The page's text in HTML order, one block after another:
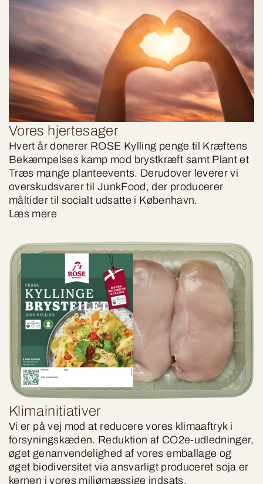
Vores hjertesager
Hvert år donerer ROSE Kylling penge til Kræftens
Bekæmpelses kamp mod brystkræft samt Plant et
Træs mange planteevents. Derudover leverer vi
overskudsvarer til JunkFood, der producerer
måltider til socialt udsatte i København.
Læs mere
Klimainitiativer
Vi er på vej mod at reducere vores klimaaftryk i
forsyningskæden. Reduktion af CO2e-udledninger,
øget genanvendelighed af vores emballage og
øget biodiversitet via ansvarligt produceret soja er
kernen i vores miljømæssige indsats.